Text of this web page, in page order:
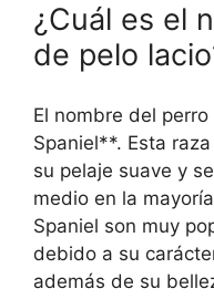
¿Cuál es el
de pelo
El nombre del
Spaniel**. Esta
su pelaje suave y
medio en la
Spaniel son muy
debido a su
además de su